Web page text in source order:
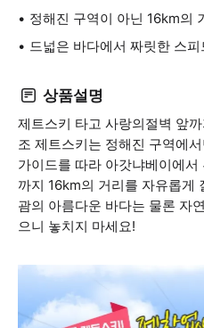
정해진 구역이 아닌 16km의
드넓은 바다에서 짜릿한 스
상품설명
제트스키 타고 사랑의절벽 앞
조 제트스키는 정해진 구역에
가이드를 따라 아갓냐베이에
까지 16km의 거리를 자유롭게
괌의 아름다운 바다는 물론 자
으니 놓치지 마세요!